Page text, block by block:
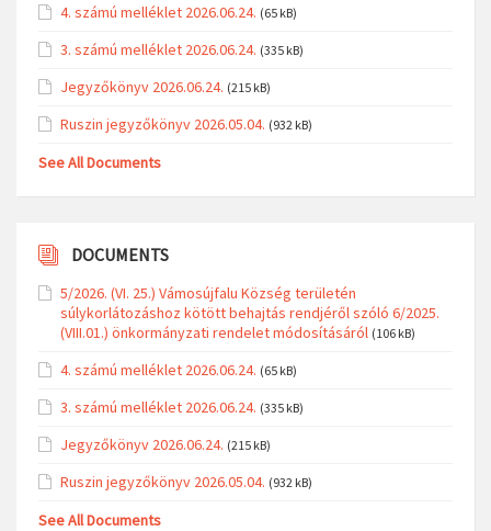
4. számú melléklet 2026.06.24. (65 kB)
3. számú melléklet 2026.06.24. (335 kB)
Jegyzőkönyv 2026.06.24. (215 kB)
Ruszin jegyzőkönyv 2026.05.04. (932 kB)
See All Documents
DOCUMENTS
5/2026. (VI. 25.) Vámosújfalu Község területén
súlykorlátozáshoz kötött behajtás rendjéről szóló 6/2025.
(VIII.01.) önkormányzati rendelet módosításáról (106 kB)
4. számú melléklet 2026.06.24. (65 kB)
3. számú melléklet 2026.06.24. (335 kB)
Jegyzőkönyv 2026.06.24. (215 kB)
Ruszin jegyzőkönyv 2026.05.04. (932 kB)
See All Documents